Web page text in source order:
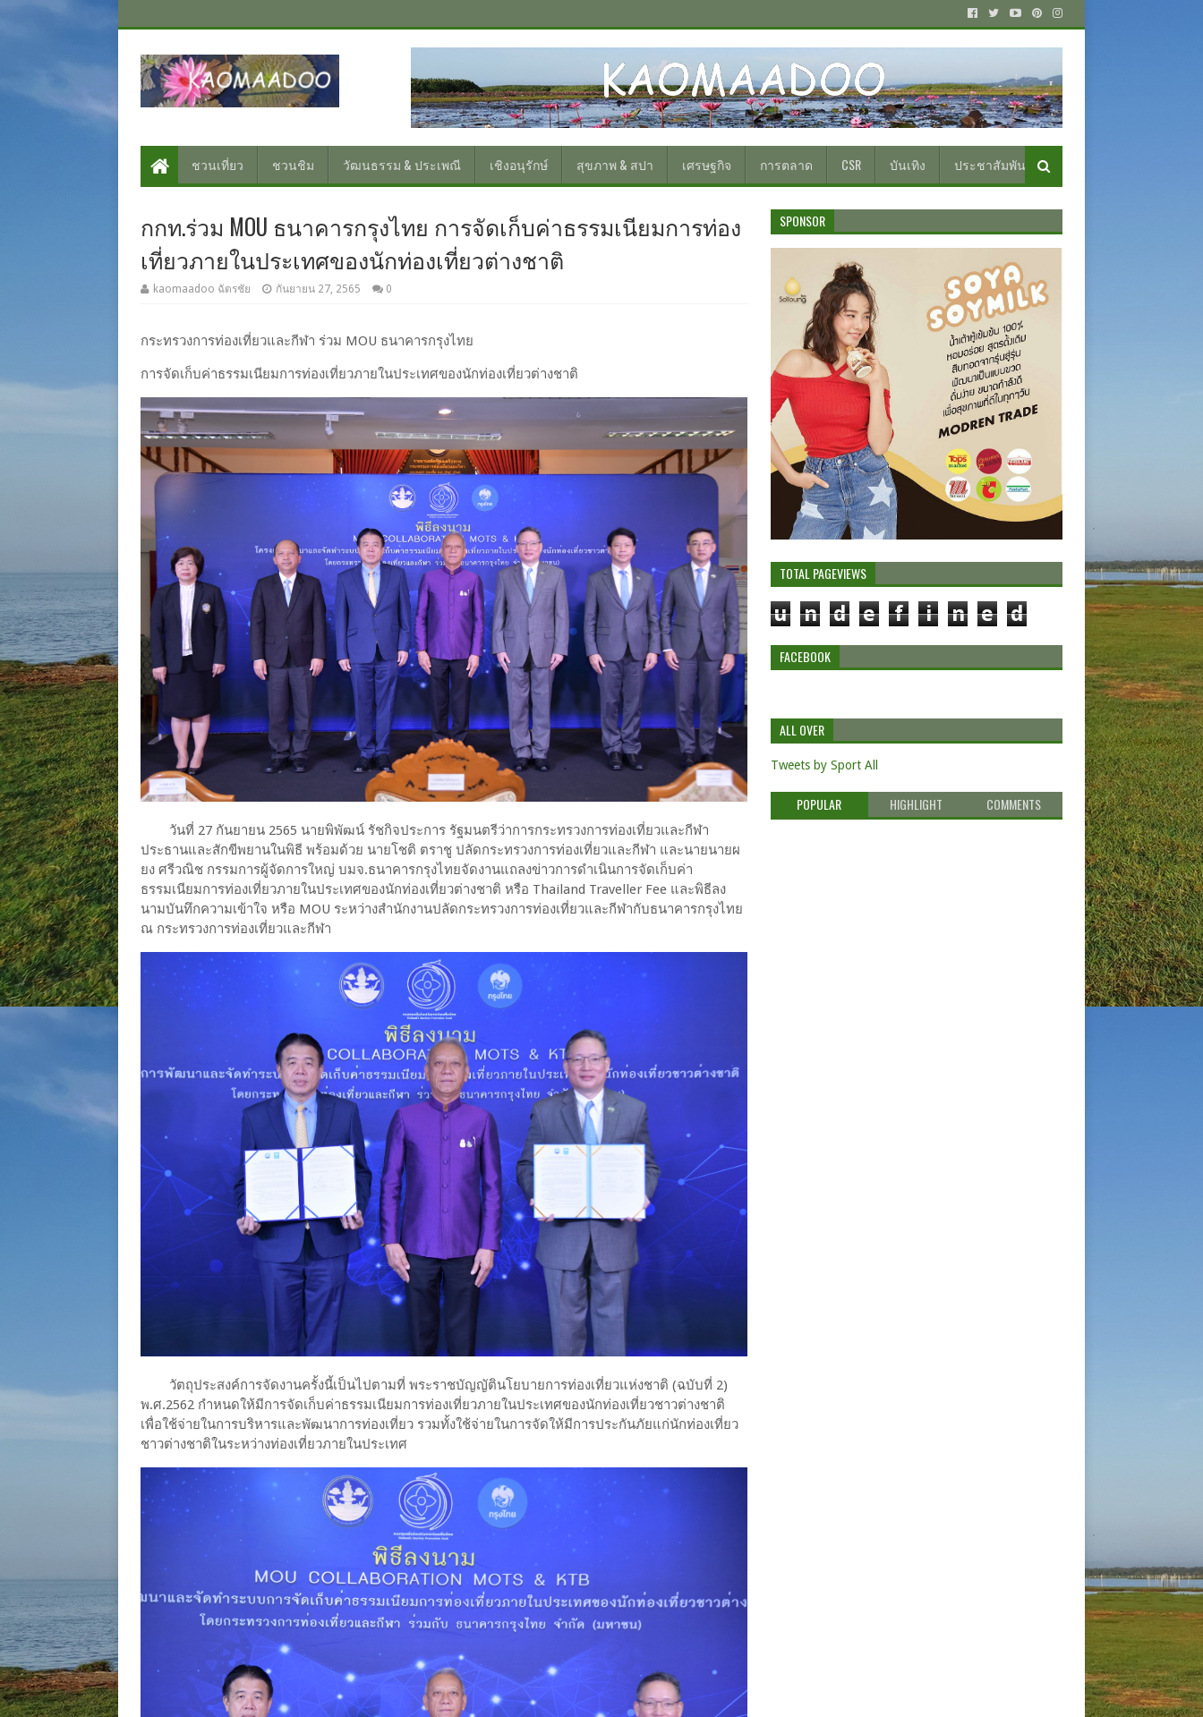
ชวนเที่ยว ชวนชิม วัฒนธรรม & ประเพณี เชิงอนุรักษ์ สุขภาพ & สปา เศรษฐกิจ การตลาด CSR บันเทิง ประชาสัมพันธ์
กกท.ร่วม MOU ธนาคารกรุงไทย การจัดเก็บค่าธรรมเนียมการท่อง
เที่ยวภายในประเทศของนักท่องเที่ยวต่างชาติ
kaomaadoo ฉัตรชัย กันยายน 27, 2565 0
กระทรวงการท่องเที่ยวและกีฬา ร่วม MOU ธนาคารกรุงไทย
การจัดเก็บค่าธรรมเนียมการท่องเที่ยวภายในประเทศของนักท่องเที่ยวต่างชาติ
วันที่ 27 กันยายน 2565 นายพิพัฒน์ รัชกิจประการ รัฐมนตรีว่าการกระทรวงการท่องเที่ยวและกีฬา
ประธานและสักขีพยานในพิธี พร้อมด้วย นายโชติ ตราชู ปลัดกระทรวงการท่องเที่ยวและกีฬา และนายนายผ
ยง ศรีวณิช กรรมการผู้จัดการใหญ่ บมจ.ธนาคารกรุงไทยจัดงานแถลงข่าวการดำเนินการจัดเก็บค่า
ธรรมเนียมการท่องเที่ยวภายในประเทศของนักท่องเที่ยวต่างชาติ หรือ Thailand Traveller Fee และพิธีลง
นามบันทึกความเข้าใจ หรือ MOU ระหว่างสำนักงานปลัดกระทรวงการท่องเที่ยวและกีฬากับธนาคารกรุงไทย
ณ กระทรวงการท่องเที่ยวและกีฬา
วัตถุประสงค์การจัดงานครั้งนี้เป็นไปตามที่ พระราชบัญญัตินโยบายการท่องเที่ยวแห่งชาติ (ฉบับที่ 2)
พ.ศ.2562 กำหนดให้มีการจัดเก็บค่าธรรมเนียมการท่องเที่ยวภายในประเทศของนักท่องเที่ยวชาวต่างชาติ
เพื่อใช้จ่ายในการบริหารและพัฒนาการท่องเที่ยว รวมทั้งใช้จ่ายในการจัดให้มีการประกันภัยแก่นักท่องเที่ยว
ชาวต่างชาติในระหว่างท่องเที่ยวภายในประเทศ
SPONSOR
TOTAL PAGEVIEWS
u n d e f i n e d
FACEBOOK
ALL OVER
Tweets by Sport All
POPULAR HIGHLIGHT COMMENTS